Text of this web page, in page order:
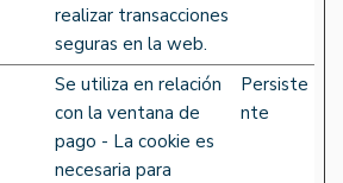
realizar transacciones
seguras en la web.
Se utiliza en relación
con la ventana de
pago - La cookie es
necesaria para
Persiste
nte